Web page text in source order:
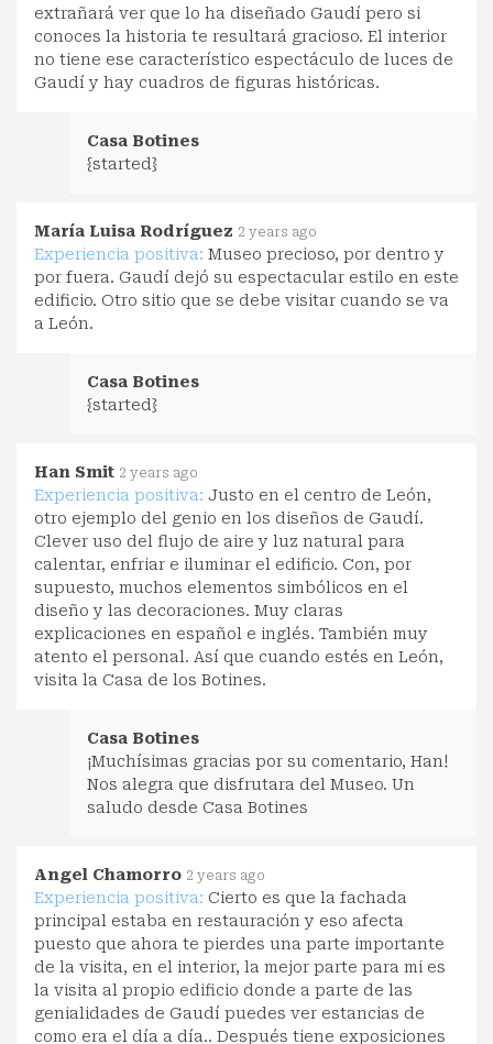
extrañará ver que lo ha diseñado Gaudí pero si
conoces la historia te resultará gracioso. El interior
no tiene ese característico espectáculo de luces de
Gaudí y hay cuadros de figuras históricas.
Casa Botines
{started}
María Luisa Rodríguez 2 years ago
Experiencia positiva: Museo precioso, por dentro y
por fuera. Gaudí dejó su espectacular estilo en este
edificio. Otro sitio que se debe visitar cuando se va
a León.
Casa Botines
{started}
Han Smit 2 years ago
Experiencia positiva: Justo en el centro de León,
otro ejemplo del genio en los diseños de Gaudí.
Clever uso del flujo de aire y luz natural para
calentar, enfriar e iluminar el edificio. Con, por
supuesto, muchos elementos simbólicos en el
diseño y las decoraciones. Muy claras
explicaciones en español e inglés. También muy
atento el personal. Así que cuando estés en León,
visita la Casa de los Botines.
Casa Botines
¡Muchísimas gracias por su comentario, Han!
Nos alegra que disfrutara del Museo. Un
saludo desde Casa Botines
Angel Chamorro 2 years ago
Experiencia positiva: Cierto es que la fachada
principal estaba en restauración y eso afecta
puesto que ahora te pierdes una parte importante
de la visita, en el interior, la mejor parte para mi es
la visita al propio edificio donde a parte de las
genialidades de Gaudí puedes ver estancias de
como era el día a día.. Después tiene exposiciones